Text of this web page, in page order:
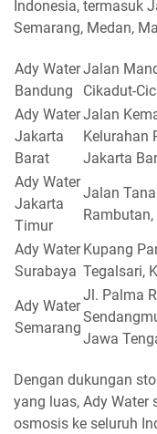
Indonesia, termasuk
Semarang, Medan,
Ady Water
Bandung
Jalan
Cikadut-
Ady Water
Jakarta
Barat
Jalan
Kelurahan
Jakarta
Ady Water
Jakarta
Timur
Jalan
Ady Water
Surabaya
Kupang
Tegalsari,
Ady Water
Semarang
Jl. Palma
Jawa
Dengan dukungan
yang luas, Ady Water
osmosis ke seluruh